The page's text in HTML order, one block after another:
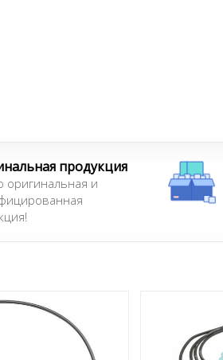
продукция
оригинальная и